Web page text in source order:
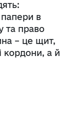
папери в
та право
– це щит,
кордони, а й